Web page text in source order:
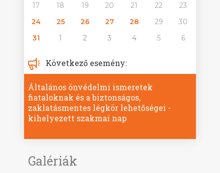
17
18 19 20 21 22
23
24
25 26 27 28 29
30
31
1 2 3 4 5 6
Következő esemény:
Általános önvédelmi ismeretek
fiataloknak és a biztonságos,
zaklatásmentes légkör lehetőségei -
kihelyezett szakmai nap
Galériák